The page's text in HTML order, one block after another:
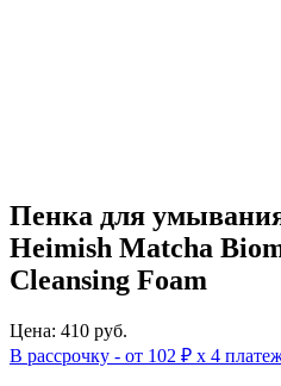
Пенка для
Heimish Matcha
Cleansing Foam
Цена: 410 руб.
В рассрочку - от 102 ₽ х 4